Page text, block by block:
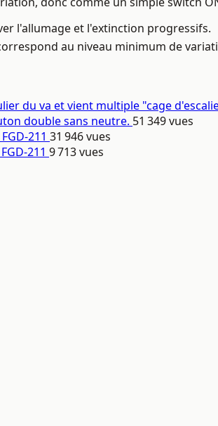
l'allumage et l'extinction progressifs.
au niveau minimum de
du va et vient multiple "cage
double sans neutre. 51 349 vues
211 31 946 vues
211 9 713 vues